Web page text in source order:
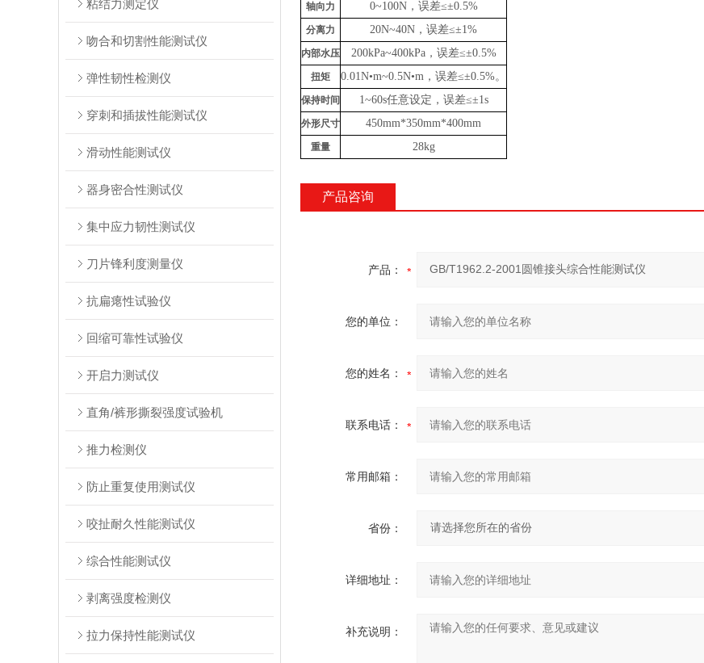
粘结力测定仪
吻合和切割性能测试仪
弹性韧性检测仪
穿刺和插拔性能测试仪
滑动性能测试仪
器身密合性测试仪
集中应力韧性测试仪
刀片锋利度测量仪
抗扁瘪性试验仪
回缩可靠性试验仪
开启力测试仪
直角/裤形撕裂强度试验机
推力检测仪
防止重复使用测试仪
咬扯耐久性能测试仪
综合性能测试仪
剥离强度检测仪
拉力保持性能测试仪
轴向力 0~100N，误差≤±0.5%
分离力 20N~40N，误差≤±1%
内部水压 200kPa~400kPa，误差≤±0.5%
扭矩 0.01N•m~0.5N•m，误差≤±0.5%。
保持时间 1~60s任意设定，误差≤±1s
外形尺寸 450mm*350mm*400mm
重量 28kg
产品咨询
产品：
您的单位：
您的姓名：
联系电话：
常用邮箱：
省份：
详细地址：
补充说明：